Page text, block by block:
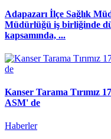
Adapazarı İlçe Sağlık
Müdürlüğü iş birliğinde
kapsamında, ...
Kanser Tarama Tırımız
ASM' de
Haberler